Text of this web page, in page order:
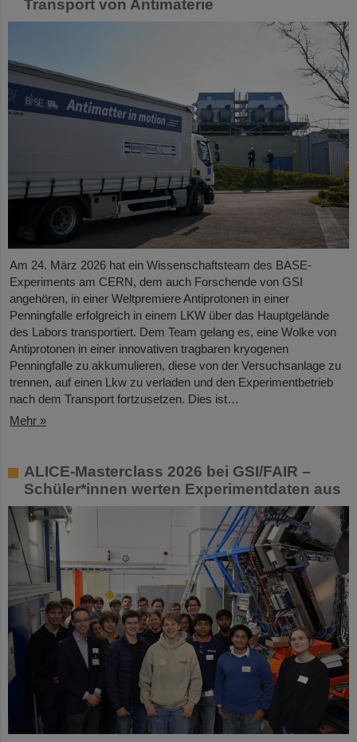
Transport von Antimaterie
Am 24. März 2026 hat ein Wissenschaftsteam des BASE-
Experiments am CERN, dem auch Forschende von GSI
angehören, in einer Weltpremiere Antiprotonen in einer
Penningfalle erfolgreich in einem LKW über das Hauptgelände
des Labors transportiert. Dem Team gelang es, eine Wolke von
Antiprotonen in einer innovativen tragbaren kryogenen
Penningfalle zu akkumulieren, diese von der Versuchsanlage zu
trennen, auf einen Lkw zu verladen und den Experimentbetrieb
nach dem Transport fortzusetzen. Dies ist…
Mehr »
ALICE-Masterclass 2026 bei GSI/FAIR –
Schüler*innen werten Experimentdaten aus